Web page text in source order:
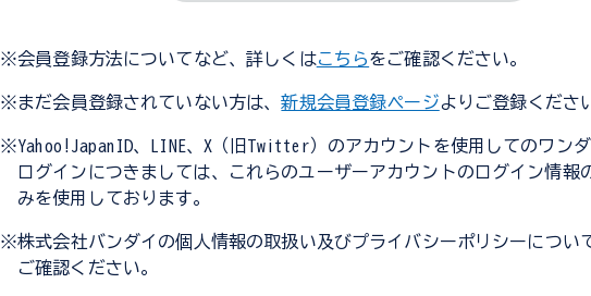
※会員登録方法についてなど、詳しくはこちらをご確認ください。
※まだ会員登録されていない方は、新規会員登録ページよりご登録くださ
※Yahoo!JapanID、LINE、X（旧Twitter）のアカウントを使用してのワン
ログインにつきましては、これらのユーザーアカウントのログイン情報
みを使用しております。
※株式会社バンダイの個人情報の取扱い及びプライバシーポリシーについ
ご確認ください。